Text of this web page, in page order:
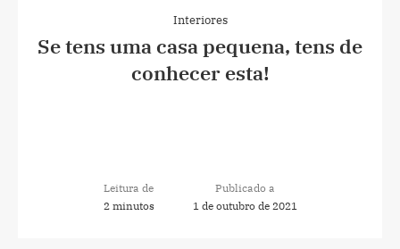
Interiores
Se tens uma casa pequena, tens de
conhecer esta!
Leitura de
2 minutos
Publicado a
1 de outubro de 2021